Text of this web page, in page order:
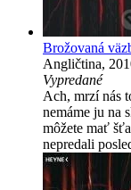
Brožovaná
Angličtina,
Vypredané
Ach, mrzí nás
nemáme ju na
môžete mať
nepredali